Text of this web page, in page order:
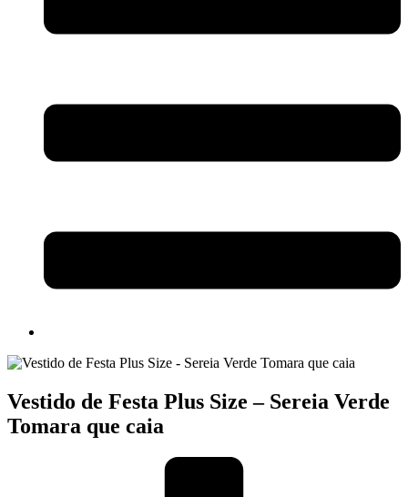
Vestido de Festa Plus Size – Sereia Verde
Tomara que caia